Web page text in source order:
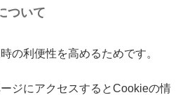
ついて
の利便性を高めるためです。
ジにアクセスするとCookieの情